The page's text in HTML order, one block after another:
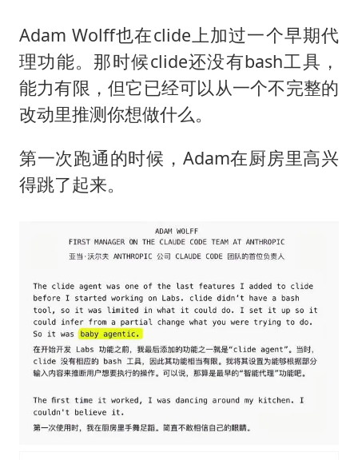
Adam Wolff也在clide上加过一个早期代
理功能。那时候clide还没有bash工具，
能力有限，但它已经可以从一个不完整的
改动里推测你想做什么。
第一次跑通的时候，Adam在厨房里高兴
得跳了起来。